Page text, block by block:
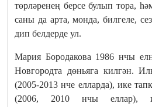
төрләренең берсе булып тора,
саны да арта, монда, билгеле,
дип белдерде ул.
Мария Бородакова 1986 нчы
Новгородта дөньяга килгән.
(2005-2013 нче елларда), ике
(2006, 2010 нчы еллар),